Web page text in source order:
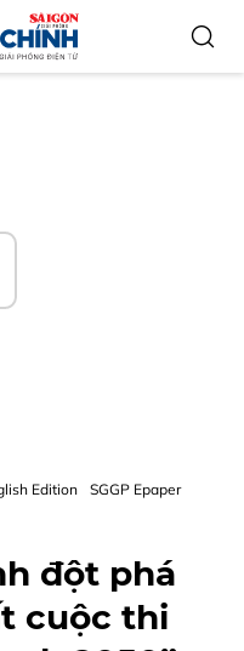
Edition SGGP Epaper
đột phá
cuộc thi